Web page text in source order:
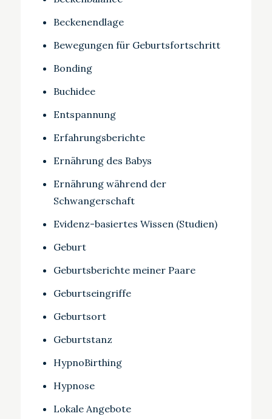
Beckenendlage
Bewegungen für Geburtsfortschritt
Bonding
Buchidee
Entspannung
Erfahrungsberichte
Ernährung des Babys
Ernährung während der
Schwangerschaft
Evidenz-basiertes Wissen (Studien)
Geburt
Geburtsberichte meiner Paare
Geburtseingriffe
Geburtsort
Geburtstanz
HypnoBirthing
Hypnose
Lokale Angebote